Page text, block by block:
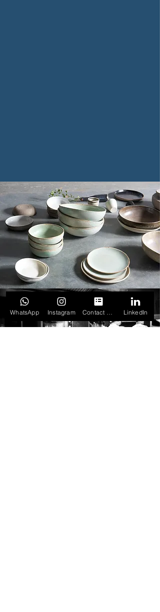
WhatsApp Instagram LinkedIn